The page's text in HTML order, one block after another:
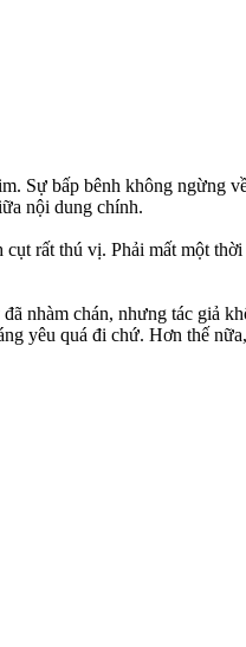
Sự bấp bênh không ngừng
nội dung chính.
rất thú vị. Phải mất một
nhàm chán, nhưng tác giả
yêu quá đi chứ. Hơn thế